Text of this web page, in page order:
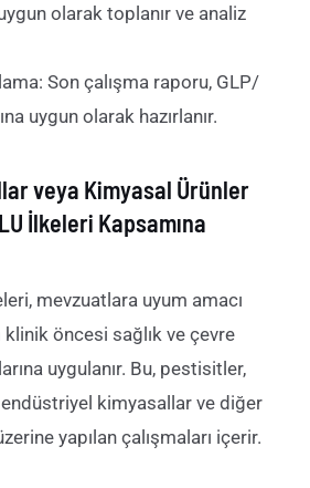
olarak toplanır ve analiz
Son çalışma raporu, GLP/
uygun olarak hazırlanır.
veya Kimyasal Ürünler
İlkeleri Kapsamına
mevzuatlara uyum amacı
öncesi sağlık ve çevre
uygulanır. Bu, pestisitler,
kimyasallar ve diğer
yapılan çalışmaları içerir.